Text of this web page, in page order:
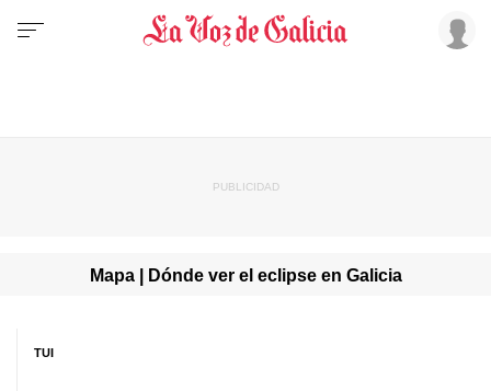
Mapa | Dónde ver el eclipse en Galicia
TUI